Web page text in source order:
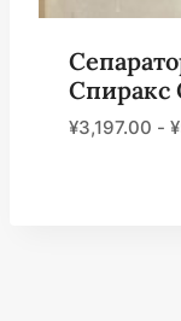
Спиракс
¥3,197.00 - ¥